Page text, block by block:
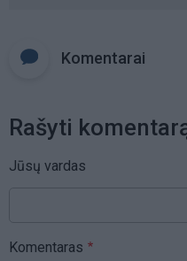
Komentarai
Rašyti
Jūsų vardas
Komentaras